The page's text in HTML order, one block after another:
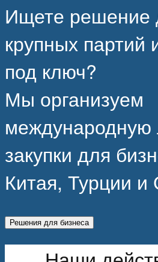
Ищете решение
крупных партий
под ключ?
Мы организуем
международную
закупки для
Китая, Турции
Решения для бизнеса